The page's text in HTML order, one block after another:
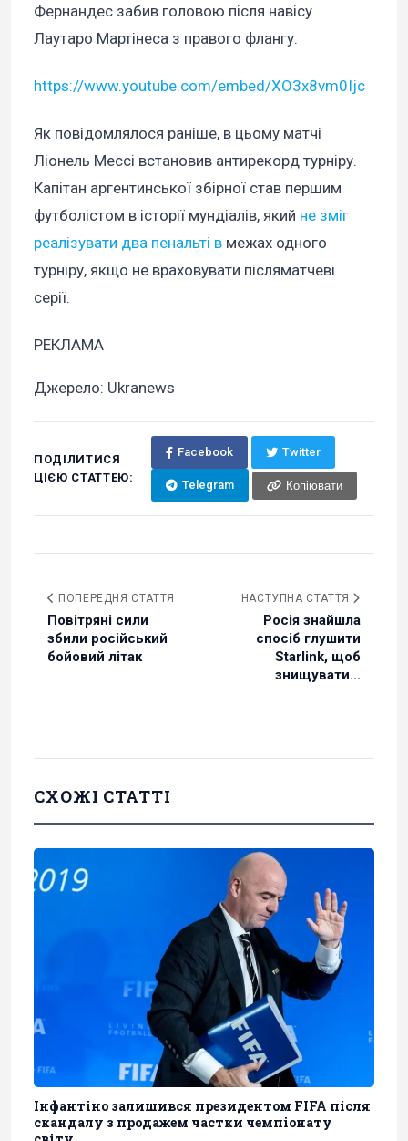
Фернандес забив головою після навісу
Лаутаро Мартінеса з правого флангу.
https://www.youtube.com/embed/XO3x8vm0Ijc
Як повідомлялося раніше, в цьому матчі
Ліонель Мессі встановив антирекорд турніру.
Капітан аргентинської збірної став першим
футболістом в історії мундіалів, який не зміг
реалізувати два пенальті в межах одного
турніру, якщо не враховувати післяматчеві
серії.
РЕКЛАМА
Джерело: Ukranews
ПОДІЛИТИСЯ
ЦІЄЮ СТАТТЕЮ:
Facebook Twitter
Telegram Копіювати
ПОПЕРЕДНЯ СТАТТЯ
Повітряні сили
збили російський
бойовий літак
НАСТУПНА СТАТТЯ
Росія знайшла
спосіб глушити
Starlink, щоб
знищувати...
СХОЖІ СТАТТІ
Інфантіно залишився президентом FIFA після
скандалу з продажем частки чемпіонату